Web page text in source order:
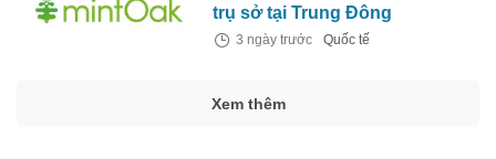
trụ sở tại Trung Đông
3 ngày trước Quốc tế
Xem thêm